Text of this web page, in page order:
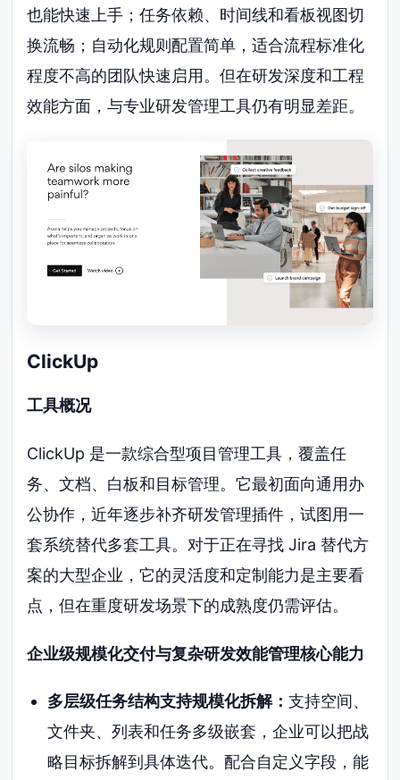
也能快速上手；任务依赖、时间线和看板视图切
换流畅；自动化规则配置简单，适合流程标准化
程度不高的团队快速启用。但在研发深度和工程
效能方面，与专业研发管理工具仍有明显差距。
ClickUp
工具概况
ClickUp 是一款综合型项目管理工具，覆盖任
务、文档、白板和目标管理。它最初面向通用办
公协作，近年逐步补齐研发管理插件，试图用一
套系统替代多套工具。对于正在寻找 Jira 替代方
案的大型企业，它的灵活度和定制能力是主要看
点，但在重度研发场景下的成熟度仍需评估。
企业级规模化交付与复杂研发效能管理核心能力
多层级任务结构支持规模化拆解： 支持空间、
文件夹、列表和任务多级嵌套，企业可以把战
略目标拆解到具体迭代。配合自定义字段，能